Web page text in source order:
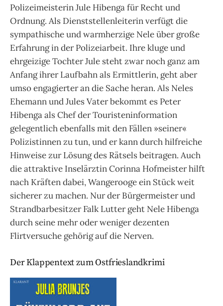
Polizeimeisterin Jule Hibenga für Recht und
Ordnung. Als Dienststellenleiterin verfügt die
sympathische und warmherzige Nele über große
Erfahrung in der Polizeiarbeit. Ihre kluge und
ehrgeizige Tochter Jule steht zwar noch ganz am
Anfang ihrer Laufbahn als Ermittlerin, geht aber
umso engagierter an die Sache heran. Als Neles
Ehemann und Jules Vater bekommt es Peter
Hibenga als Chef der Touristeninformation
gelegentlich ebenfalls mit den Fällen »seiner«
Polizistinnen zu tun, und er kann durch hilfreiche
Hinweise zur Lösung des Rätsels beitragen. Auch
die attraktive Inselärztin Corinna Hofmeister hilft
nach Kräften dabei, Wangerooge ein Stück weit
sicherer zu machen. Nur der Bürgermeister und
Strandbarbesitzer Falk Lutter geht Nele Hibenga
durch seine mehr oder weniger dezenten
Flirtversuche gehörig auf die Nerven.
Der Klappentext zum Ostfrieslandkrimi